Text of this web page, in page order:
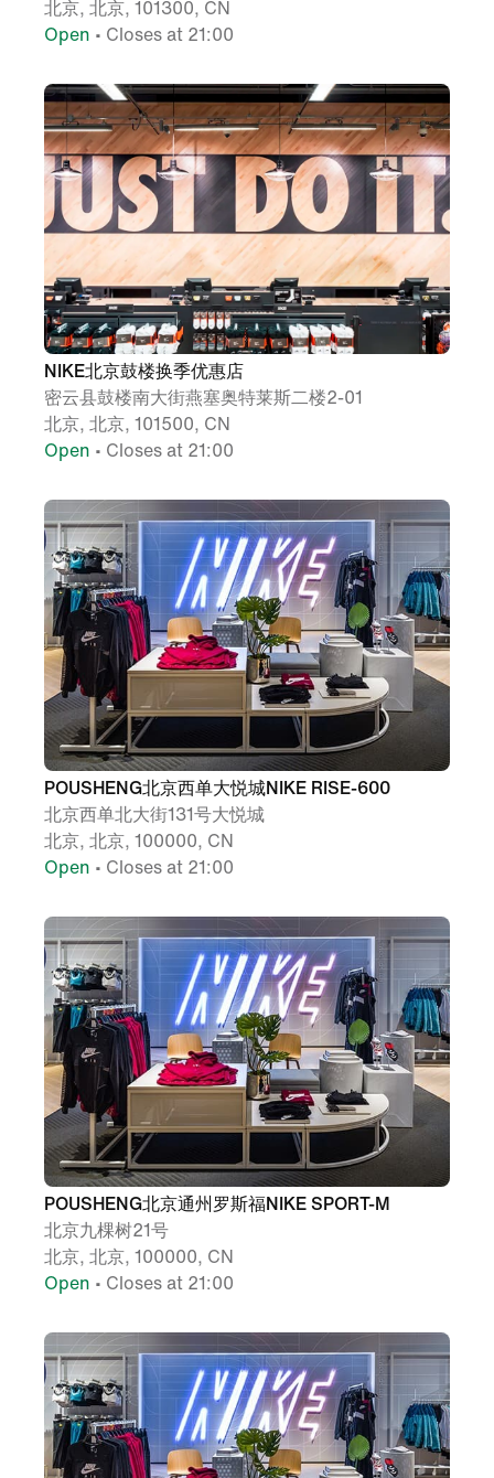
北京, 北京, 101300, CN
Open • Closes at 21:00
NIKE北京鼓楼换季优惠店
密云县鼓楼南大街燕塞奥特莱斯二楼2-01
北京, 北京, 101500, CN
Open • Closes at 21:00
POUSHENG北京西单大悦城NIKE RISE-600
北京西单北大街131号大悦城
北京, 北京, 100000, CN
Open • Closes at 21:00
POUSHENG北京通州罗斯福NIKE SPORT-M
北京九棵树21号
北京, 北京, 100000, CN
Open • Closes at 21:00